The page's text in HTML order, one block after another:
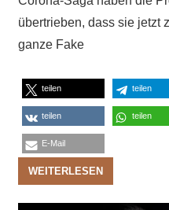
übertrieben, dass sie jetzt
ganze Fake
teilen teilen
teilen teilen
E-Mail
WEITERLESEN